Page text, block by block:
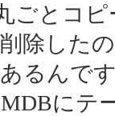
ごとコ
除した
るんで
にテ